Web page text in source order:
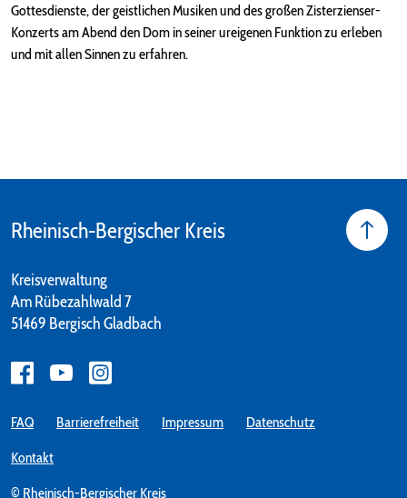
Gottesdienste, der geistlichen Musiken und des großen Zisterzienser-
Konzerts am Abend den Dom in seiner ureigenen Funktion zu erleben
und mit allen Sinnen zu erfahren.
Rheinisch-Bergischer Kreis
Kreisverwaltung
Am Rübezahlwald 7
51469 Bergisch Gladbach
© Rheinisch-Bergischer Kreis
FAQ Barrierefreiheit Impressum Datenschutz
Kontakt